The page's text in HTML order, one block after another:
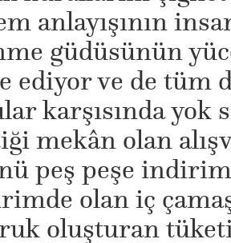
anlayışının
güdüsünün
ediyor ve de tüm
karşısında yok
mekân olan
peş peşe
olan iç
oluşturan